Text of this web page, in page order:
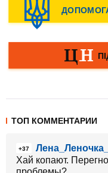
ТОП КОММЕНТАРИИ
+37
Хай копают.